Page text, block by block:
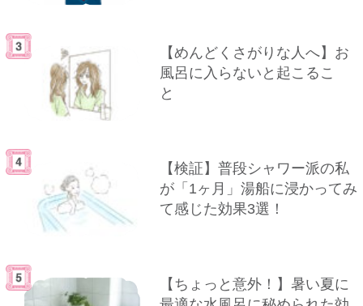
【めんどくさがりな人へ】お
風呂に入らないと起こるこ
と
【検証】普段シャワー派の私
が「1ヶ月」湯船に浸かってみ
て感じた効果3選！
【ちょっと意外！】暑い夏に